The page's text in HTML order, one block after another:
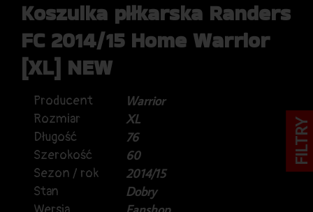
Koszulka piłkarska Randers
FC 2014/15 Home Warrior
[XL] NEW
Producent
Warrior
Rozmiar
XL
Długość
76
Szerokość
60
Sezon / rok
2014/15
Stan
Dobry
FILTRY